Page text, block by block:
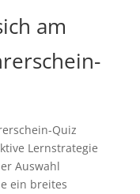
am
Quiz
Lernstrategie
Auswahl
ein breites